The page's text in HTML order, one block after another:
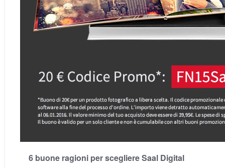
6 buone ragioni per scegliere Saal Digital